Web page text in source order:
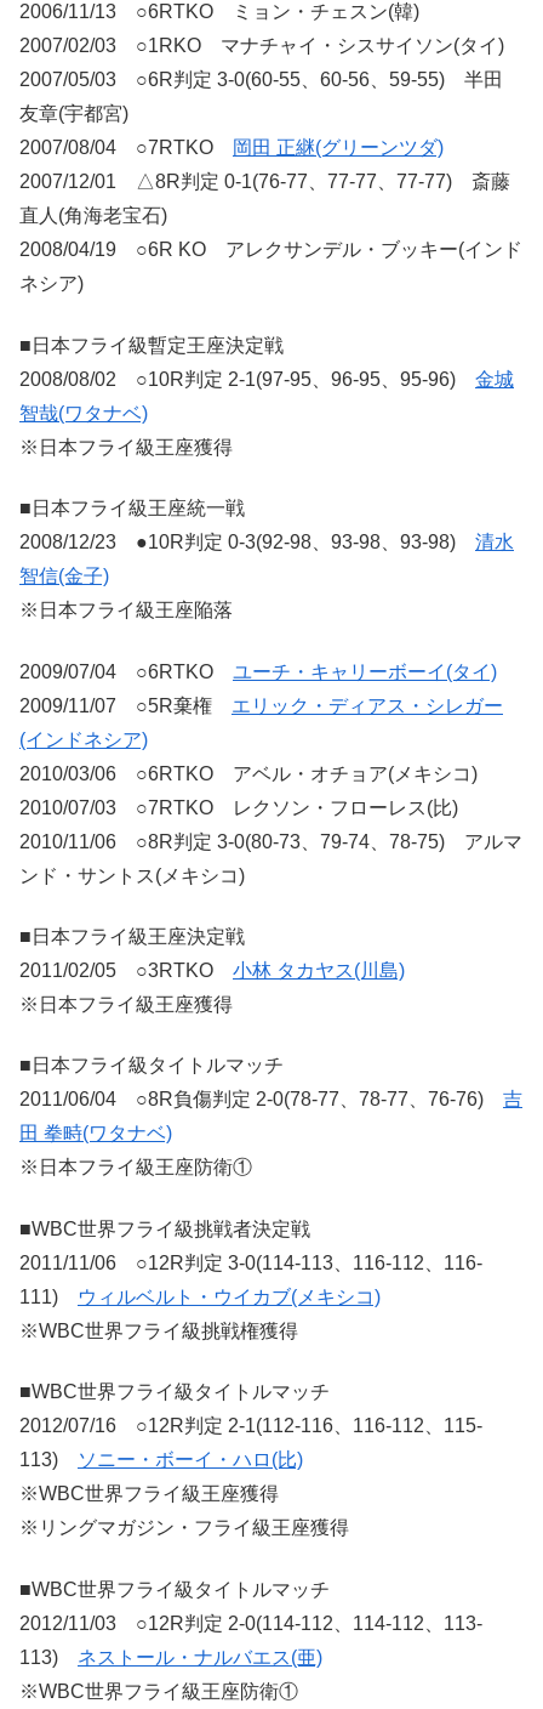
2006/11/13 ○6RTKO ミョン・チェスン(韓)
2007/02/03 ○1RKO マナチャイ・シスサイソン(タイ)
2007/05/03 ○6R判定 3-0(60-55、60-56、59-55) 半田
友章(宇都宮)
2007/08/04 ○7RTKO
岡田 正継(グリーンツダ)
2007/12/01 △8R判定 0-1(76-77、77-77、77-77) 斎藤
直人(角海老宝石)
2008/04/19 ○6R KO アレクサンデル・ブッキー(インド
ネシア)
■日本フライ級暫定王座決定戦
2008/08/02 ○10R判定 2-1(97-95、96-95、95-96) 金城
智哉(ワタナベ)
※日本フライ級王座獲得
■日本フライ級王座統一戦
2008/12/23 ●10R判定 0-3(92-98、93-98、93-98) 清水
智信(金子)
※日本フライ級王座陥落
2009/07/04 ○6RTKO ユーチ・キャリーボーイ(タイ)
2009/11/07 ○5R棄権 エリック・ディアス・シレガー
(インドネシア)
2010/03/06 ○6RTKO アベル・オチョア(メキシコ)
2010/07/03 ○7RTKO レクソン・フローレス(比)
2010/11/06 ○8R判定 3-0(80-73、79-74、78-75) アルマ
ンド・サントス(メキシコ)
■日本フライ級王座決定戦
2011/02/05 ○3RTKO 小林 タカヤス(川島)
※日本フライ級王座獲得
■日本フライ級タイトルマッチ
2011/06/04 ○8R負傷判定 2-0(78-77、78-77、76-76) 吉
田 拳畤(ワタナベ)
※日本フライ級王座防衛①
■WBC世界フライ級挑戦者決定戦
2011/11/06 ○12R判定 3-0(114-113、116-112、116-
111)
ウィルベルト・ウイカブ(メキシコ)
※WBC世界フライ級挑戦権獲得
■WBC世界フライ級タイトルマッチ
2012/07/16 ○12R判定 2-1(112-116、116-112、115-
113)
ソニー・ボーイ・ハロ(比)
※WBC世界フライ級王座獲得
※リングマガジン・フライ級王座獲得
■WBC世界フライ級タイトルマッチ
2012/11/03 ○12R判定 2-0(114-112、114-112、113-
113) ネストール・ナルバエス(亜)
※WBC世界フライ級王座防衛①